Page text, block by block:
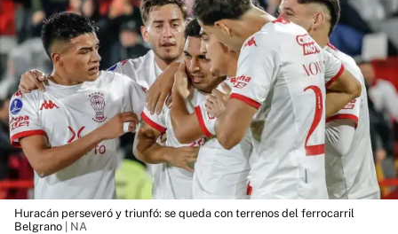
Huracán perseveró y triunfó: se queda con terrenos del ferrocarril
Belgrano | NA